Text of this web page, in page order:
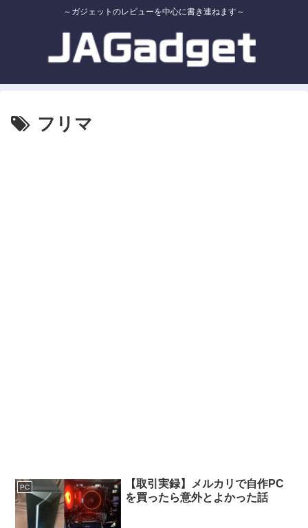
～ガジェットのレビューを中心に書き連ねます～
フリマ
PC
【取引実録】メルカリで自作PC
を買ったら意外とよかった話